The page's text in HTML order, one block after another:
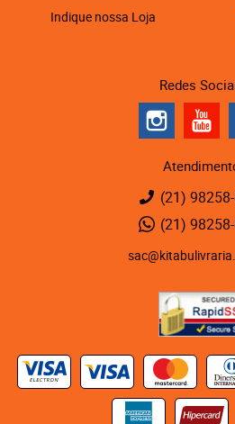
Indique nossa Loja
Redes
(21)
(21)